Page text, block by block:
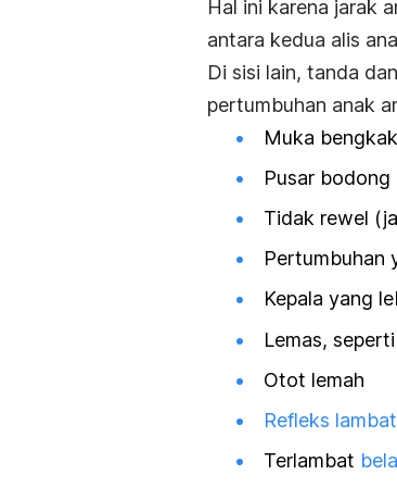
Hal ini karena jarak
antara kedua alis
Di sisi lain, tanda
pertumbuhan anak
Muka
Pusar bodong
Tidak rewel
Pertumbuhan
Kepala yang
Lemas,
Otot lemah
Refleks lambat
Terlambat